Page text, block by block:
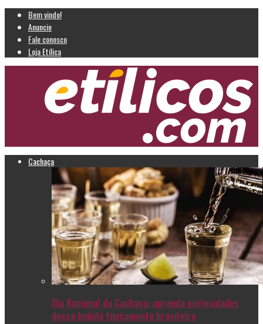
Bem vindo!
Anuncie
Fale conosco
Loja Etílica
Cachaça
Dia Nacional da Cachaça, aprenda curiosidades
dessa bebida tipicamente brasileira